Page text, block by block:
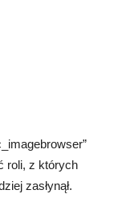
roli, z których
zasłynął.